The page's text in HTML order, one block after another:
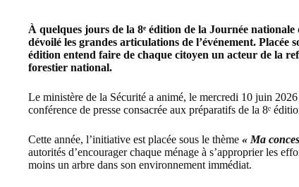
À quelques jours de la 8ᵉ édition de la Journée
dévoilé les grandes articulations de l’événement. Placée
édition entend faire de chaque citoyen un acteur de la
forestier national.
Le ministère de la Sécurité a animé, le mercredi 10 juin
conférence de presse consacrée aux préparatifs de la 8ᵉ
Cette année, l’initiative est placée sous le thème « Ma
autorités d’encourager chaque ménage à s’approprier les
moins un arbre dans son environnement immédiat.